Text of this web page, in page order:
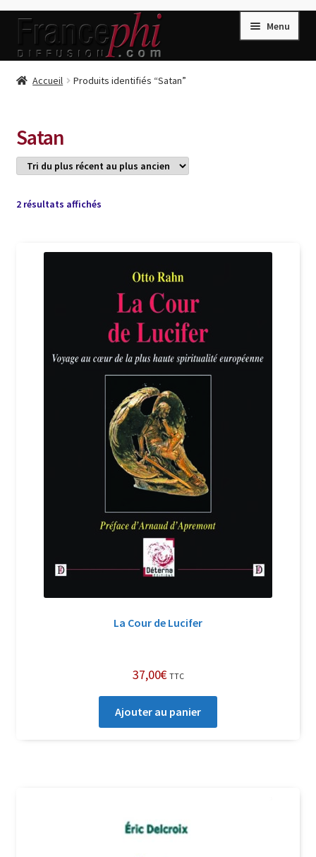
Aller
la
Aller
contenu
Menu
Accueil
Conditions de Vente
Connection
Listes d’Envies
Livres de Philippe Randa
Login Customizer
Newsletter
Politique de confidentialité et cookies
Qui sommes-nous ?
Soutien à Philippe Randa
Suivi de la Commande
Accueil Produits identifiés “Satan”
Satan
2 résultats affichésTrié
récent
ancien
La Cour de Lucifer
37,00€ TTC
Ajouter au panier